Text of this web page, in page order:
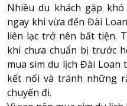
Instructions for booking
Transfer information
Terms of Use
Privacy Policy
About HappyBook
Nhiều du khách gặp
ngay khi vừa đến Đài
liên lạc trở nên bất tiện.
khi chưa chuẩn bị trước
mua sim du lịch Đài Loan
kết nối và tránh những
chuyến đi.